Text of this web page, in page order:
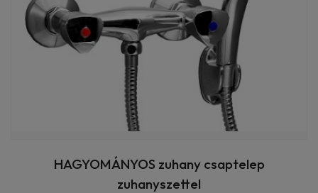
HAGYOMÁNYOS zuhany csaptelep
zuhanyszettel